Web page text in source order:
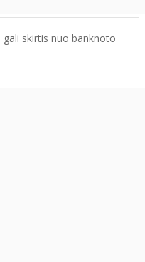
skirtis nuo banknoto